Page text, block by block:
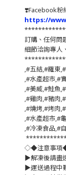
❣️Facebook粉
https://
訂購、任何問
細節洽詢專人
,#五結,#羅東
,#水產超市,#
,#美威,#鮭魚
,#雞肉,#豬肉
,#燒烤,#烤肉
,#水產超市,#
,#冷凍食品,#
◇◆注意事
▶️解凍後請盡
▶️運送過程中